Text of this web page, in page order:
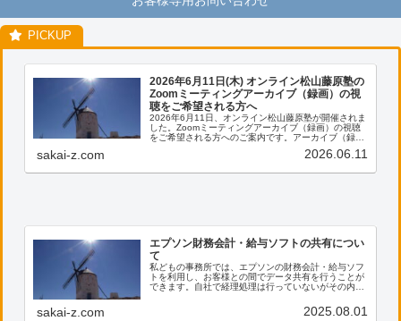
2026年6月11日(木) オンライン松山藤原塾の
Zoomミーティングアーカイブ（録画）の視
聴をご希望される方へ
2026年6月11日、オンライン松山藤原塾が開催されま
した。Zoomミーティングアーカイブ（録画）の視聴
をご希望される方へのご案内です。アーカイブ（録
わせより、「松山藤原塾アーカイブ（録画）の...
sakai-z.com 2026.06.11
エプソン財務会計・給与ソフトの共有につい
て
私どもの事務所では、エプソンの財務会計・給与ソフ
トを利用し、お客様との間でデータ共有を行うことが
できます。自社で経理処理は行っていないがその内容
望がございましたら、ぜひ私共までご連絡ください。
sakai-z.com 2025.08.01